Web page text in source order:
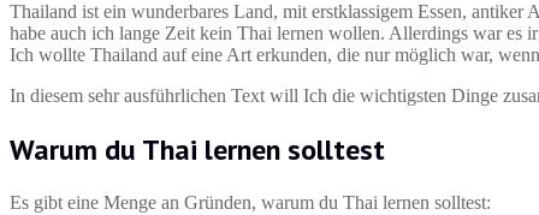
Thailand ist ein wunderbares Land, mit erstklassigem Essen,
habe auch ich lange Zeit kein Thai lernen wollen. Allerdings war es
Ich wollte Thailand auf eine Art erkunden, die nur möglich war,
In diesem sehr ausführlichen Text will Ich die wichtigsten Dinge
Warum du Thai lernen solltest
Es gibt eine Menge an Gründen, warum du Thai lernen solltest: